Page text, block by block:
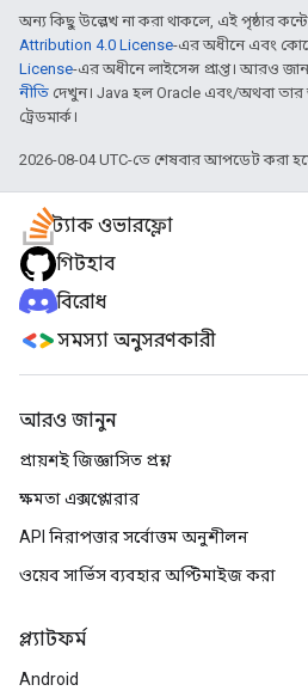
অন্য কিছু উল্লেখ না করা থাকলে, এই পৃষ্ঠার
Attribution 4.0 License-এর অধীনে এবং
License-এর অধীনে লাইসেন্স প্রাপ্ত। আরও
নীতি দেখুন। Java হল Oracle এবং/অথবা তার
ট্রেডমার্ক।
2026-08-04 UTC-তে শেষবার আপডেট করা
স্ট্যাক ওভারফ্লো
গিটহাব
বিরোধ
সমস্যা অনুসরণকারী
আরও জানুন
প্রায়শই জিজ্ঞাসিত প্রশ্ন
ক্ষমতা এক্সপ্লোরার
API নিরাপত্তার সর্বোত্তম অনুশীলন
ওয়েব সার্ভিস ব্যবহার অপ্টিমাইজ করা
প্ল্যাটফর্ম
Android